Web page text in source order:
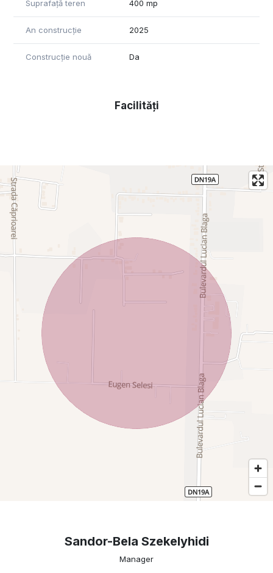
Suprafață teren 400 mp
An construcție 2025
Construcție nouă Da
Facilități
Sandor-Bela Szekelyhidi
Manager